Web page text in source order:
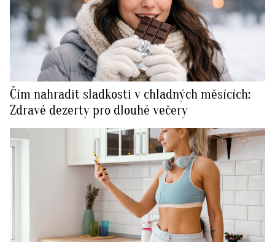
Čím nahradit sladkosti v chladných měsících:
Zdravé dezerty pro dlouhé večery